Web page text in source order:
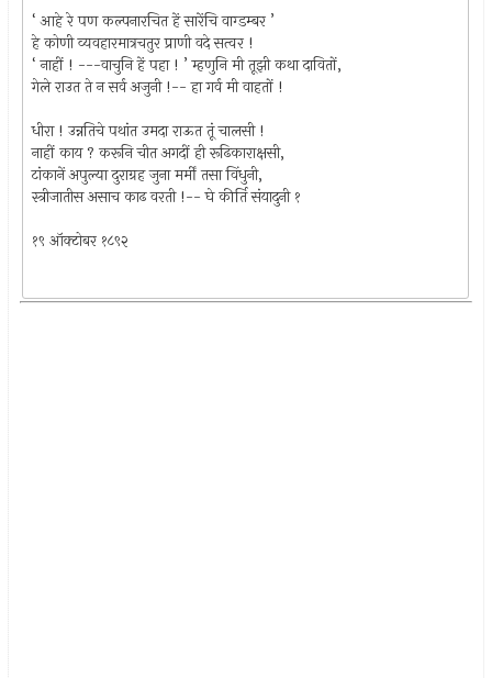
‘ आहे रे पण कल्पनारचित हें सारेंचि वाग्डम्बर ’
हे कोणी व्यवहारमात्रचतुर प्राणी वदे सत्वर !
‘ नाहीं ! ---वाचुनि हें पहा ! ’ म्हणुनि मी तूझी कथा दावितों,
गेले राउत ते न सर्व अजुनी !-- हा गर्व मी वाहतों !
धीरा ! उन्नतिचे पथांत उमदा राऊत तूं चालसी !
नाहीं काय ? करूनि चीत अगदीं ही रूढिकाराक्षसी,
टांकानें अपुल्या दुराग्रह जुना मर्मीं तसा विंधुनी,
स्त्रीजातीस असाच काढ वरती !-- घे कीर्ति संयादुनी १
१९ ऑक्टोबर १८९२